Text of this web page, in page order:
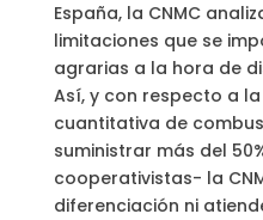
España, la CNMC
limitaciones que se
agrarias a la hora de
Así, y con respecto a
cuantitativa de
suministrar más del
cooperativistas- la
diferenciación ni